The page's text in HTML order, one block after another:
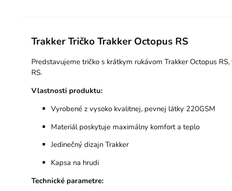
TrakkerTričko Trakker Octopus RS
Predstavujeme tričko s krátkym rukávom Trakker Octopus
RS.
Vlastnosti produktu:
Vyrobené z vysoko kvalitnej, pevnej látky 220GSM
Materiál poskytuje maximálny komfort a teplo
Jedinečný dizajn Trakker
Kapsa na hrudi
Technické parametre: